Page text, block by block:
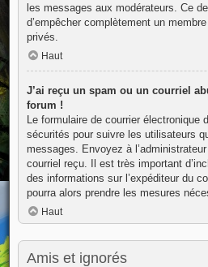
les messages aux modérateurs. Ce
d’empêcher complètement un
privés.
Haut
J’ai reçu un spam ou un courriel
forum !
Le formulaire de courrier électronique
sécurités pour suivre les utilisateurs
messages. Envoyez à
courriel reçu. Il est très important
des informations sur l’expéditeur du
pourra alors prendre les mesures
Haut
Amis et ignorés